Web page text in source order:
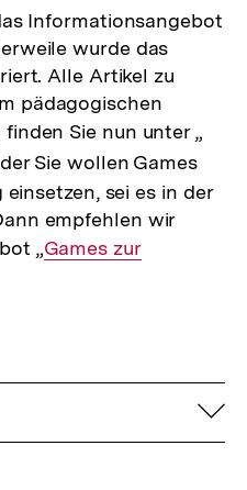
Informationsangebot
wurde das
Alle Artikel zu
pädagogischen
Sie nun unter „
Sie wollen Games
sei es in der
empfehlen wir
„Interner
Games zur